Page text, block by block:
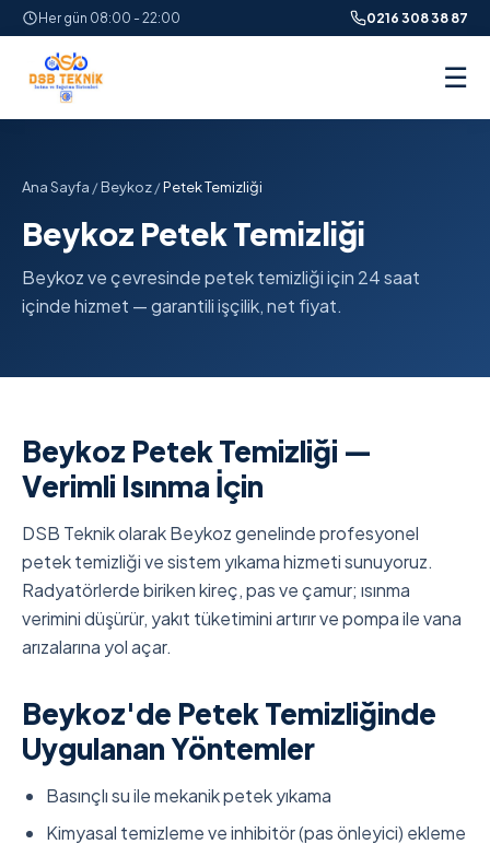
Her gün 08:00 - 22:00 0216 308 38 87
☰
Ana Sayfa /Beykoz/Petek Temizliği
Beykoz Petek Temizliği
Beykoz ve çevresinde petek temizliği için 24 saat
içinde hizmet — garantili işçilik, net fiyat.
Beykoz Petek Temizliği —
Verimli Isınma İçin
DSB Teknik olarak Beykoz genelinde profesyonel
petek temizliği ve sistem yıkama hizmeti sunuyoruz.
Radyatörlerde biriken kireç, pas ve çamur; ısınma
verimini düşürür, yakıt tüketimini artırır ve pompa ile vana
arızalarına yol açar.
Beykoz'de Petek Temizliğinde
Uygulanan Yöntemler
Basınçlı su ile mekanik petek yıkama
Kimyasal temizleme ve inhibitör (pas önleyici) ekleme